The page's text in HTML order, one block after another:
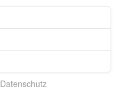
Datenschutz